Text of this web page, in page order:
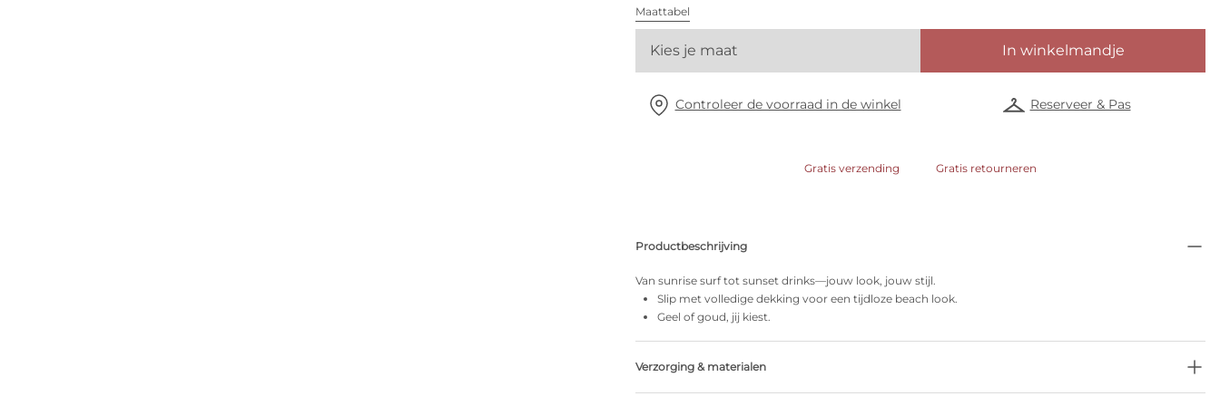
Maattabel
Kies je maat In winkelmandje
Controleer de voorraad in de winkel Reserveer & Pas
Gratis verzending Gratis retourneren
Productbeschrijving
Van sunrise surf tot sunset drinks—jouw look, jouw stijl.
Slip met volledige dekking voor een tijdloze beach look.
Geel of goud, jij kiest.
Verzorging & materialen